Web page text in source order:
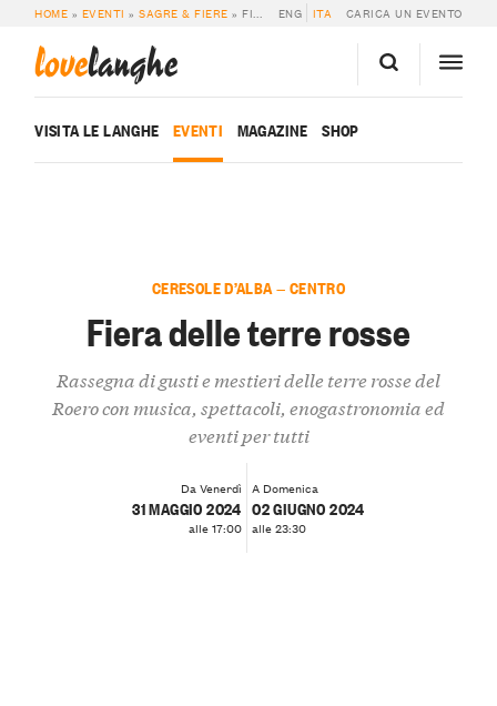
HOME » EVENTI »SAGRE & FIERE » FIERA DELLE TERRE ROSSE ENG ITA CARICA UN EVENTO
lovelanghe
VISITA LE LANGHE EVENTI MAGAZINE SHOP
CERESOLE D’ALBA — CENTRO
Fiera delle terre rosse
Rassegna di gusti e mestieri delle terre rosse del
Roero con musica, spettacoli, enogastronomia ed
eventi per tutti
Da Venerdì
31 MAGGIO 2024
alle 17:00
A Domenica
02 GIUGNO 2024
alle 23:30